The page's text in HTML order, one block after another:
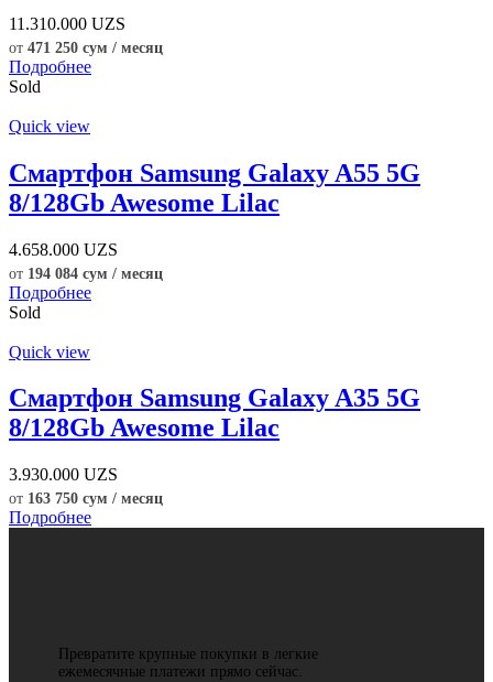
11.310.000 UZS
от 471 250 сум / месяц
Подробнее
Sold
Quick view
Смартфон Samsung Galaxy A55 5G
8/128Gb Awesome Lilac
4.658.000 UZS
от 194 084 сум / месяц
Подробнее
Sold
Quick view
Смартфон Samsung Galaxy A35 5G
8/128Gb Awesome Lilac
3.930.000 UZS
от 163 750 сум / месяц
Подробнее
Превратите крупные покупки в легкие
ежемесячные платежи прямо сейчас.